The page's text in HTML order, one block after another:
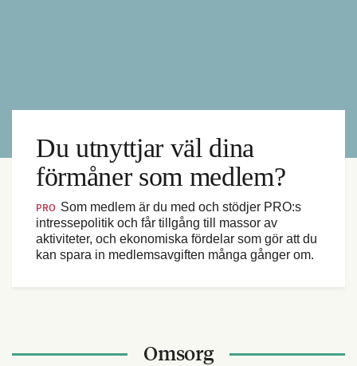
Du utnyttjar väl dina
förmåner som medlem?
PRO Som medlem är du med och stödjer PRO:s
intressepolitik och får tillgång till massor av
aktiviteter, och ekonomiska fördelar som gör att du
kan spara in medlemsavgiften många gånger om.
Omsorg